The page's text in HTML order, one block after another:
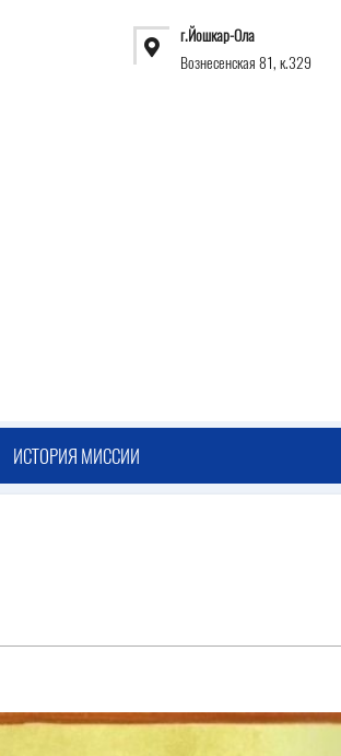
г.Йошкар-Ола
Вознесенская 81, к.329
ИСТОРИЯ МИССИИ